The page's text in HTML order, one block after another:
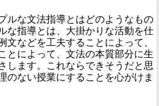
ルな文法指導とはどのようなもの
な指導とは、大掛かりな活動を仕
文などを工夫することによって、
とによって、文法の本質部分に生
します。これならできそうだと思
のない授業にすることを心がけま